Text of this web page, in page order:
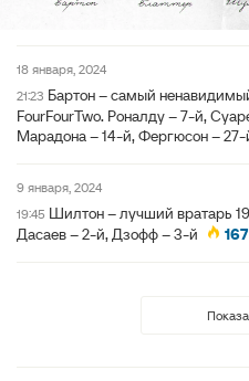
18 января, 2024
21:23 Бартон – самый
FourFourTwo. Роналду – 7-й,
Марадона – 14-й, Фергюсон – 27-
9 января, 2024
19:45 Шилтон – лучший вратарь
Дасаев – 2-й, Дзофф – 3-й
167